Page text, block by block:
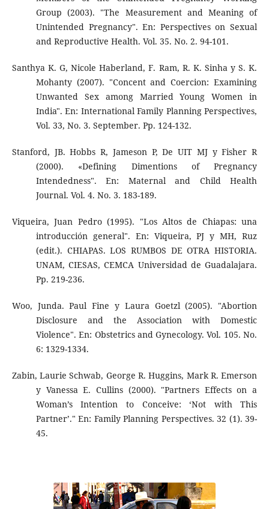
Group (2003). "The Measurement and Meaning of
Unintended Pregnancy". En: Perspectives on Sexual
and Reproductive Health. Vol. 35. No. 2. 94-101.
Santhya K. G, Nicole Haberland, F. Ram, R. K. Sinha y S. K.
Mohanty (2007). "Concent and Coercion: Examining
Unwanted Sex among Married Young Women in
India". En: International Family Planning Perspectives,
Vol. 33, No. 3. September. Pp. 124-132.
Stanford, JB. Hobbs R, Jameson P, De UIT MJ y Fisher R
(2000). «Defining Dimentions of Pregnancy
Intendedness". En: Maternal and Child Health
Journal. Vol. 4. No. 3. 183-189.
Viqueira, Juan Pedro (1995). "Los Altos de Chiapas: una
introducción general". En: Viqueira, PJ y MH, Ruz
(edit.). CHIAPAS. LOS RUMBOS DE OTRA HISTORIA.
UNAM, CIESAS, CEMCA Universidad de Guadalajara.
Pp. 219-236.
Woo, Junda. Paul Fine y Laura Goetzl (2005). "Abortion
Disclosure and the Association with Domestic
Violence". En: Obstetrics and Gynecology. Vol. 105. No.
6: 1329-1334.
Zabin, Laurie Schwab, George R. Huggins, Mark R. Emerson
y Vanessa E. Cullins (2000). "Partners Effects on a
Woman’s Intention to Conceive: ‘Not with This
Partner’." En: Family Planning Perspectives. 32 (1). 39-
45.